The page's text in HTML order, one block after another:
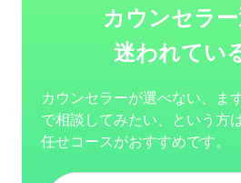
カウンセラ
迷われてい
カウンセラーが選べない、ま
で相談してみたい、という方
任せコースがおすすめです。